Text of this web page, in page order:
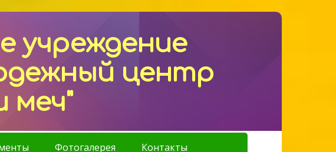
учреждение
центр
меч"
Фотогалерея Контакты